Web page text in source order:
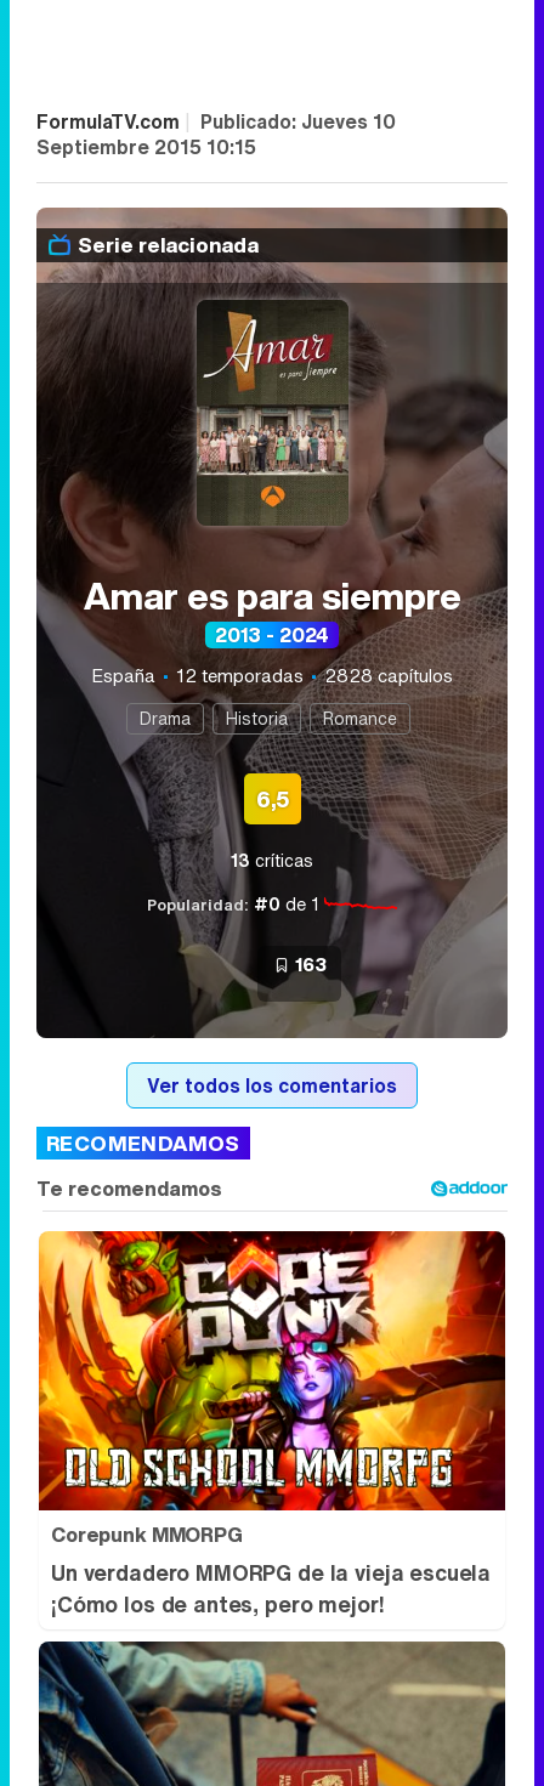
FormulaTV.com | Publicado: Jueves 10
Septiembre 2015 10:15
Serie relacionada
Amar es para siempre
2013 - 2024
España 12 temporadas 2828 capítulos
Drama Historia Romance
6,5
13 críticas
Popularidad: #0 de 1
163
Ver todos los comentarios
RECOMENDAMOS
Corepunk MMORPG
Un verdadero MMORPG de la vieja escuela
¡Cómo los de antes, pero mejor!